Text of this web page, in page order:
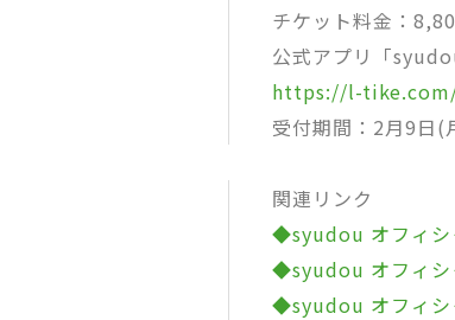
チケット料金：
公式アプリ「
https://l-
受付期間：2月9日
関連リンク
◆syudou オフィシ
◆syudou オフィシ
◆syudou オフィシ